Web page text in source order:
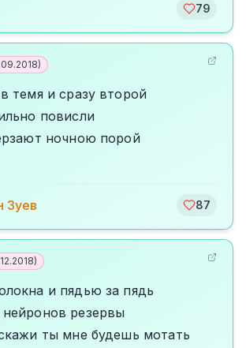
79
)
темя и сразу второй
повисли
ночною порой
Зуев 87
)
и пядью за пядь
резервы
ты мне будешь мотать